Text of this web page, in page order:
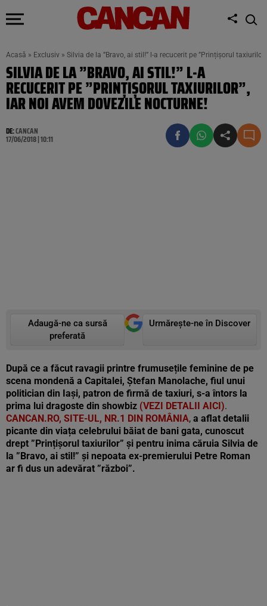
Acasă » Exclusiv » Silvia de la ”Bravo, ai stil!” l-a recucerit pe ”Prințișorul
SILVIA DE LA ”BRAVO, AI STIL!” L-A
RECUCERIT PE ”PRINȚIȘORUL TAXIURILOR”,
IAR NOI AVEM DOVEZILE NOCTURNE!
DE:CANCAN
17/06/2018 | 10:11
Adaugă-ne ca sursă
preferată
Urmărește-ne în Discover
După ce a făcut ravagii printre frumusețile feminine de pe
scena mondenă a Capitalei, Ștefan Manolache, fiul unui
politician din Iași, patron de firmă de taxiuri, s-a întors la
prima lui dragoste din showbiz (VEZI DETALII AICI).
CANCAN.RO, SITE-UL, NR.1 DIN ROMÂNIA, a aflat detalii
picante din viața celebrului băiat de bani gata, cunoscut
drept ”Prințișorul taxiurilor” și pentru inima căruia Silvia de
la ”Bravo, ai stil!” și nepoata ex-premierului Petre Roman
ar fi dus un adevărat ”război”.